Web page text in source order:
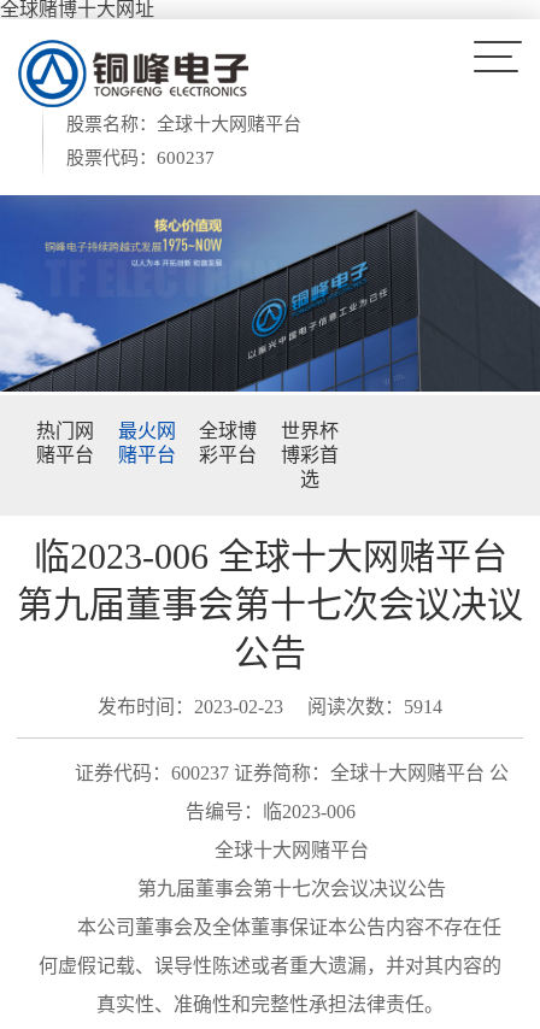
全球赌博十大网址
股票名称：全球十大网赌平台
股票代码：600237
热门网
赌平台
最火网
赌平台
全球博
彩平台
世界杯
博彩首
选
临2023-006 全球十大网赌平台
第九届董事会第十七次会议决议
公告
发布时间：2023-02-23 阅读次数：5914
证券代码：600237 证券简称：全球十大网赌平台 公
告编号：临2023-006
全球十大网赌平台
第九届董事会第十七次会议决议公告
本公司董事会及全体董事保证本公告内容不存在任
何虚假记载、误导性陈述或者重大遗漏，并对其内容的
真实性、准确性和完整性承担法律责任。